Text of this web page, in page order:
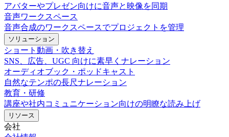
アバターやプレゼン向けに音声と映像を同期
音声ワークスペース
音声合成のワークスペースでプロジェクトを管理
ソリューション
ショート動画・吹き替え
SNS、広告、UGC 向けに素早くナレーション
オーディオブック・ポッドキャスト
自然なテンポの長尺ナレーション
教育・研修
講座や社内コミュニケーション向けの明瞭な読み上げ
リソース
会社